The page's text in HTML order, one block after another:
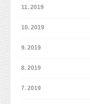
11. 2019
10. 2019
9. 2019
8. 2019
7. 2019